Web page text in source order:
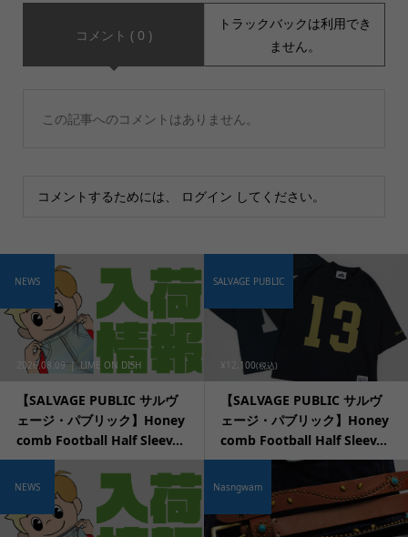
コメント ( 0 )
トラックバックは利用でき
ません。
この記事へのコメントはありません。
コメントするためには、 ログイン してください。
2026.08.09 LIME ON DISH
【SALVAGE PUBLIC サルヴ
ェージ・パブリック】Honey
comb Football Half Sleev...
NEWS
¥12,100(税込)
【SALVAGE PUBLIC サルヴ
ェージ・パブリック】Honey
comb Football Half Sleev...
SALVAGE PUBLIC
NEWS Nasngwam